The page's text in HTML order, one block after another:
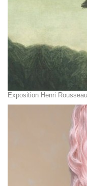
Exposition Henri